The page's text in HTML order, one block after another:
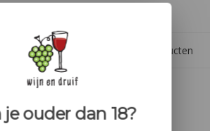
Meer dan 1.000 producten
je ouder dan 18?